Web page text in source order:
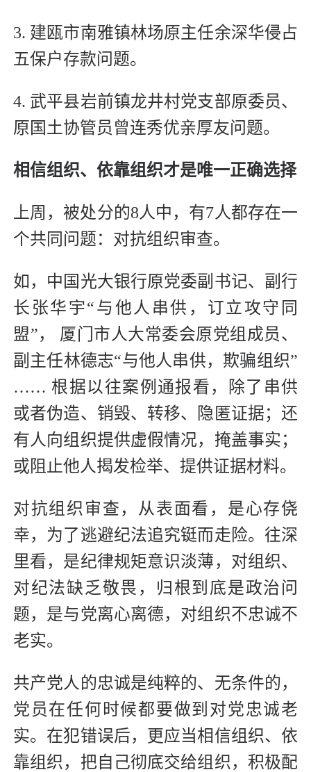
3. 建瓯市南雅镇林场原主任余深华侵占
五保户存款问题。
4. 武平县岩前镇龙井村党支部原委员、
原国土协管员曾连秀优亲厚友问题。
相信组织、依靠组织才是唯一正确选择
上周，被处分的8人中，有7人都存在一
个共同问题：对抗组织审查。
如，中国光大银行原党委副书记、副行
长张华宇“与他人串供，订立攻守同
盟”， 厦门市人大常委会原党组成员、
副主任林德志“与他人串供，欺骗组织”
…… 根据以往案例通报看，除了串供
或者伪造、销毁、转移、隐匿证据；还
有人向组织提供虚假情况，掩盖事实；
或阻止他人揭发检举、提供证据材料。
对抗组织审查，从表面看，是心存侥
幸，为了逃避纪法追究铤而走险。往深
里看，是纪律规矩意识淡薄，对组织、
对纪法缺乏敬畏，归根到底是政治问
题，是与党离心离德，对组织不忠诚不
老实。
共产党人的忠诚是纯粹的、无条件的，
党员在任何时候都要做到对党忠诚老
实。在犯错误后，更应当相信组织、依
靠组织，把自己彻底交给组织，积极配